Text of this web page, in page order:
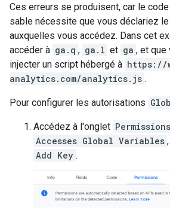
Ces erreurs se produisent, car le
sable nécessite que vous déclariez
auxquelles vous accédez. Dans cet
accéder à ga.q , ga.l et ga , et que
injecter un script hébergé à https://
analytics.com/analytics.js .
Pour configurer les autorisations
Accédez à l'onglet Permissions
Accesses Global Variables
Add Key .